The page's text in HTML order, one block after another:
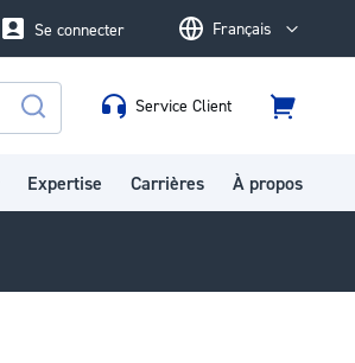
LanguageFrançais
Se connecter
Service Client
Panier
Expertise Carrières À propos